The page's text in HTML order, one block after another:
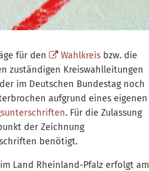
für den Wahlkreisbzw. die
zuständigen Kreiswahlleitungen
im Deutschen Bundestag noch
aufgrund eines eigenen
. Für die Zulassung
der Zeichnung
benötigt.
Land Rheinland-Pfalz erfolgt am